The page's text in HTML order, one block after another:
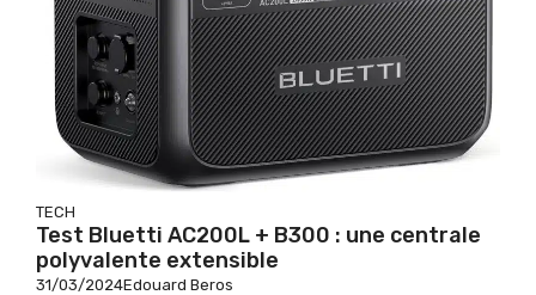
TECH
Test Bluetti AC200L + B300 : une centrale
polyvalente extensible
31/03/2024Edouard Beros